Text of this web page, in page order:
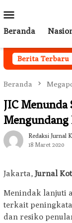
ke
kontenMobile
Beranda
Berita Terbaru
Desa Mekarsari
Beranda
JIC Menunda
Mengundang
Redaksi Jurnal
18 Maret 2020
Jakarta, Jurnal
Menindak lanjuti
terkait
dan resiko